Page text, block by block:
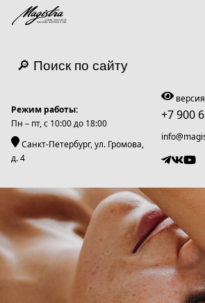
🔎 Поиск по сайту
Режим работы:
Пн – пт, c 10:00 до 18:00
Санкт-Петербург, ул. Громова,
д. 4
+7 900